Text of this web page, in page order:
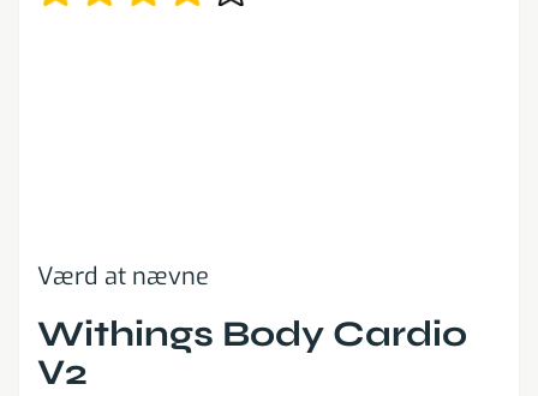
Værd at nævne
Withings Body Cardio
V2